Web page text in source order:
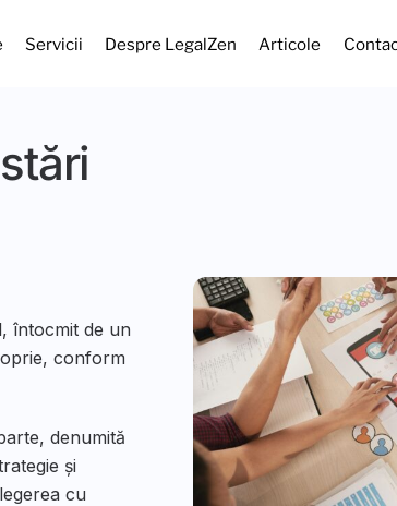
Servicii Despre LegalZen Articole
întocmit de un
conform
denumită
și
cu